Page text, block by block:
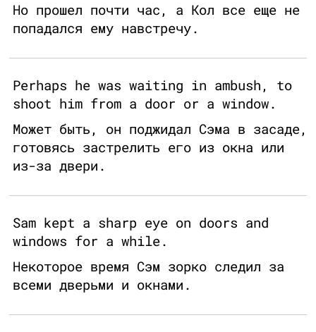
Но прошел почти час, а Кол все еще не
попадался ему навстречу.
Perhaps he was waiting in ambush, to
shoot him from a door or a window.
Может быть, он поджидал Сэма в засаде,
готовясь застрелить его из окна или
из-за двери.
Sam kept a sharp eye on doors and
windows for a while.
Некоторое время Сэм зорко следил за
всеми дверьми и окнами.